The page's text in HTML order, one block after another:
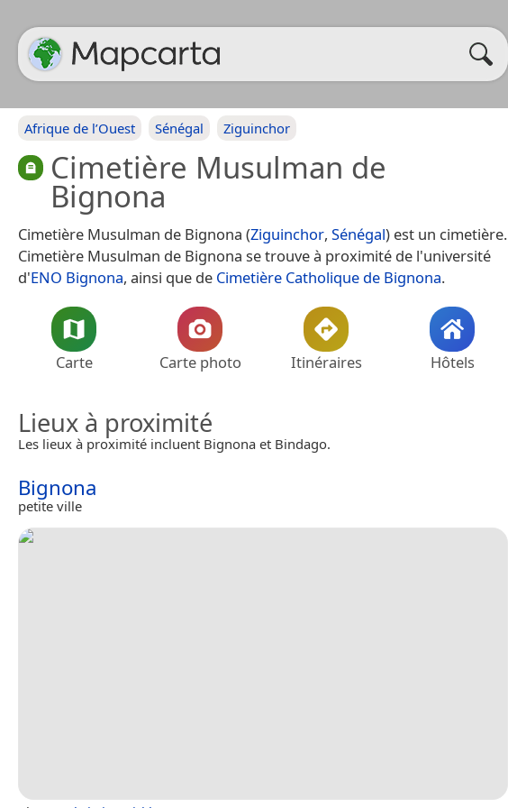
Afrique de l’Ouest Sénégal Ziguinchor
Cimetière Musulman de
Bignona
Cimetière Musulman de Bignona (Ziguinchor, Sénégal) est un cimetière.
Cimetière Musulman de Bignona se trouve à proximité de l'université
d'ENO Bignona, ainsi que de Cimetière Catholique de Bignona.
Carte Carte photo Itinéraires Hôtels
Lieux à proximité
Les lieux à proximité incluent Bignona et Bindago.
Bignona
petite ville